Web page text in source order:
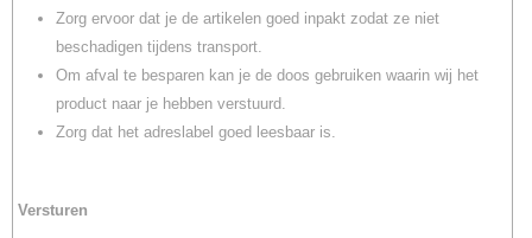
Zorg ervoor dat je de artikelen goed inpakt zodat ze niet
beschadigen tijdens transport.
Om afval te besparen kan je de doos gebruiken waarin wij het
product naar je hebben verstuurd.
Zorg dat het adreslabel goed leesbaar is.
Versturen